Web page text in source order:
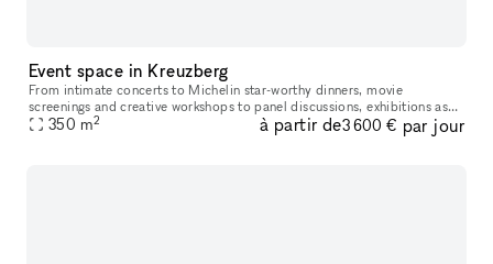
Event space in Kreuzberg
From intimate concerts to Michelin star-worthy dinners, movie
screenings and creative workshops to panel discussions, exhibitions as
well as photo- and video productions, this space ha hosted a wide
350 m2 à partir de3 600 € par jour